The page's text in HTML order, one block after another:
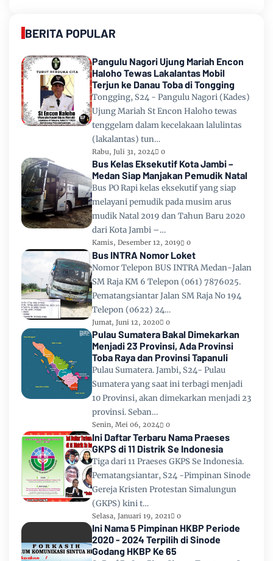
BERITA POPULAR
Pangulu Nagori Ujung Mariah Encon
Haloho Tewas Lakalantas Mobil
Terjun ke Danau Toba di Tongging
Tongging, S24 - Pangulu Nagori (Kades)
Ujung Mariah St Encon Haloho tewas
tenggelam dalam kecelakaan lalulintas
(lakalantas) tun…
Rabu, Juli 31, 2024 0
Bus Kelas Eksekutif Kota Jambi –
Medan Siap Manjakan Pemudik Natal
Bus PO Rapi kelas eksekutif yang siap
melayani pemudik pada musim arus
mudik Natal 2019 dan Tahun Baru 2020
dari Kota Jambi –…
Kamis, Desember 12, 2019 0
Bus INTRA Nomor Loket
Nomor Telepon BUS INTRA Medan-Jalan
SM Raja KM 6 Telepon (061) 7876025.
Pematangsiantar Jalan SM Raja No 194
Telepon (0622) 24…
Jumat, Juni 12, 2020 0
Pulau Sumatera Bakal Dimekarkan
Menjadi 23 Provinsi, Ada Provinsi
Toba Raya dan Provinsi Tapanuli
Pulau Sumatera. Jambi, S24- Pulau
Sumatera yang saat ini terbagi menjadi
10 Provinsi, akan dimekarkan menjadi 23
provinsi. Seban…
Senin, Mei 06, 2024 0
Ini Daftar Terbaru Nama Praeses
GKPS di 11 Distrik Se Indonesia
Tiga dari 11 Praeses GKPS Se Indonesia.
Pematangsiantar, S24 -Pimpinan Sinode
Gereja Kristen Protestan Simalungun
(GKPS) kini t…
Selasa, Januari 19, 2021 0
Ini Nama 5 Pimpinan HKBP Periode
2020 - 2024 Terpilih di Sinode
Godang HKBP Ke 65